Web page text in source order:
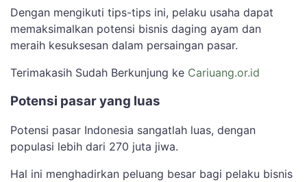
Dengan mengikuti tips-tips ini, pelaku usaha dapat
memaksimalkan potensi bisnis daging ayam dan
meraih kesuksesan dalam persaingan pasar.
Terimakasih Sudah Berkunjung ke Cariuang.or.id
Potensi pasar yang luas
Potensi pasar Indonesia sangatlah luas, dengan
populasi lebih dari 270 juta jiwa.
Hal ini menghadirkan peluang besar bagi pelaku bisnis